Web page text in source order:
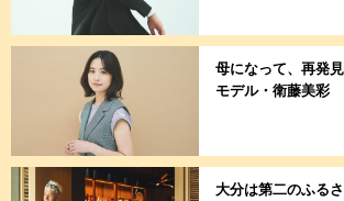
母になって、再発
モデル・衛藤美彩
大分は第二のふる